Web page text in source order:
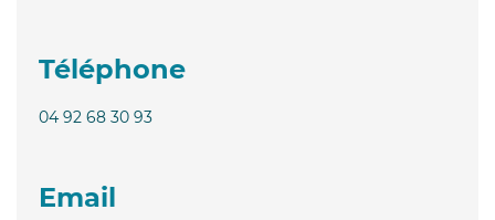
Téléphone
04 92 68 30 93
Email